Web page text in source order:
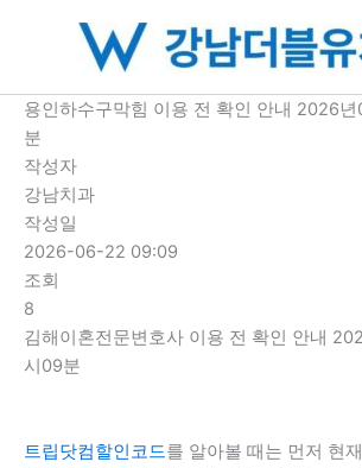
로 용인하수구막힘 이용 전 확인 안내 2026
분
작성자
강남치과
작성일
2026-06-22 09:09
조회
8
김해이혼전문변호사 이용 전 확인 안내
시09분
트립닷컴할인코드를 알아볼 때는 먼저 현